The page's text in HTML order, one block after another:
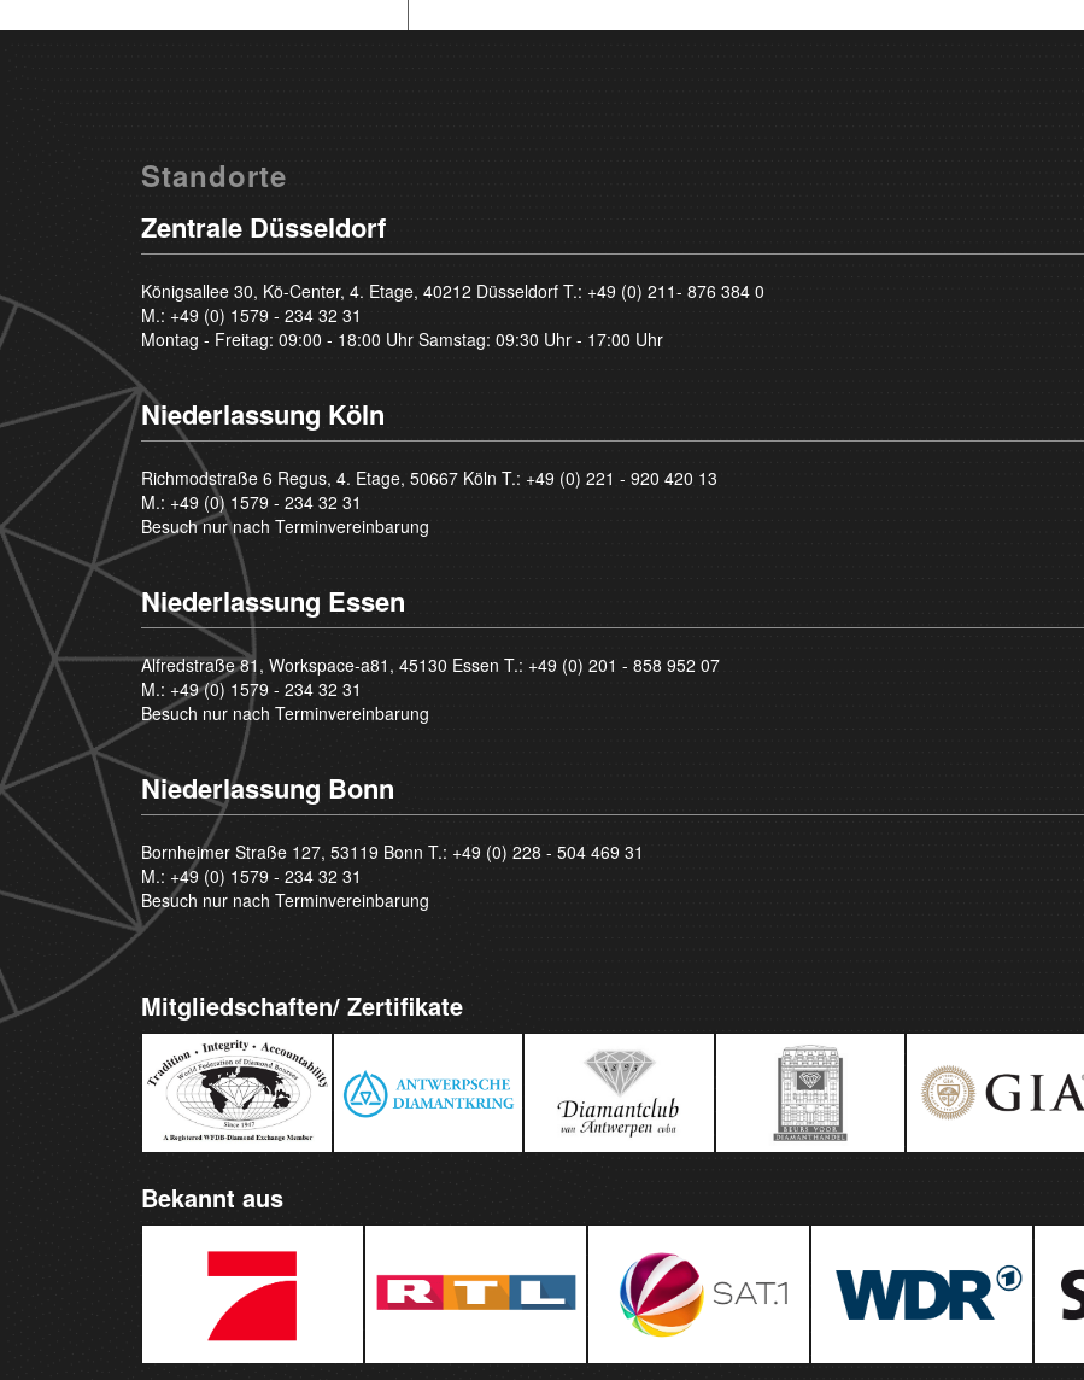
Standorte
Zentrale Düsseldorf
Königsallee 30, Kö-Center, 4. Etage, 40212 Düsseldorf T.: +49 (0) 211- 876 384 0
M.: +49 (0) 1579 - 234 32 31
Montag - Freitag: 09:00 - 18:00 Uhr Samstag: 09:30 Uhr - 17:00 Uhr
Niederlassung Köln
Richmodstraße 6 Regus, 4. Etage, 50667 Köln T.: +49 (0) 221 - 920 420 13
M.: +49 (0) 1579 - 234 32 31
Besuch nur nach Terminvereinbarung
Niederlassung Essen
Alfredstraße 81, Workspace-a81, 45130 Essen T.: +49 (0) 201 - 858 952 07
M.: +49 (0) 1579 - 234 32 31
Besuch nur nach Terminvereinbarung
Niederlassung Bonn
Bornheimer Straße 127, 53119 Bonn T.: +49 (0) 228 - 504 469 31
M.: +49 (0) 1579 - 234 32 31
Besuch nur nach Terminvereinbarung
Mitgliedschaften/ Zertifikate
Bekannt aus